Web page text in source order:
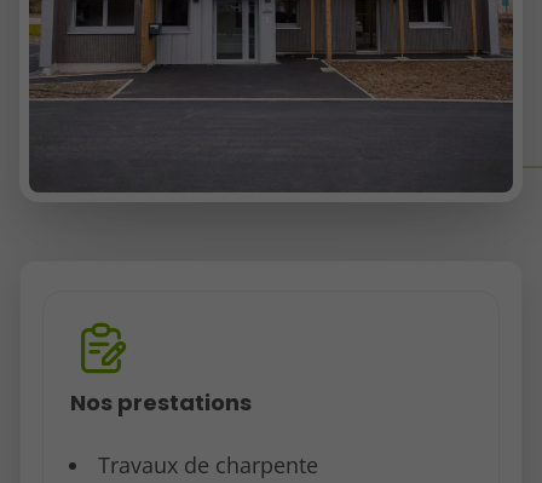
Nos prestations
Travaux de charpente